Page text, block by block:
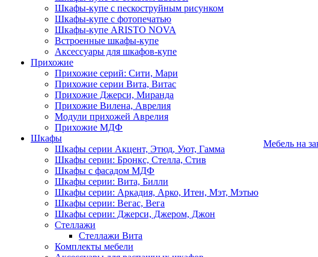
Шкафы-купе с пескоструйным рисунком
Шкафы-купе с фотопечатью
Шкафы-купе ARISTO NOVA
Встроенные шкафы-купе
Аксессуары для шкафов-купе
Прихожие
Прихожие серий: Сити, Мари
Прихожие серии Вита, Витас
Прихожие Джерси, Миранда
Прихожие Вилена, Аврелия
Модули прихожей Аврелия
Прихожие МДФ
Шкафы
Шкафы серии Акцент, Этюд, Уют, Гамма
Шкафы серии: Бронкс, Стелла, Стив
Шкафы с фасадом МДФ
Шкафы серии: Вита, Билли
Шкафы серии: Аркадия, Арко, Итен, Мэт, Мэтью
Шкафы серии: Вегас, Вега
Шкафы серии: Джерси, Джером, Джон
Стеллажи
Стеллажи Вита
Комплекты мебели
Мебель на